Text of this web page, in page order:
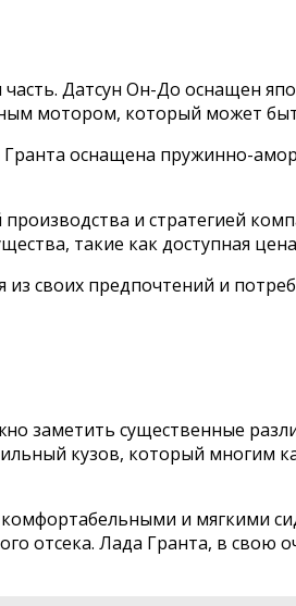
Датсун Он-До оснащен
мотором, который может
оснащена пружинно-
и стратегией
такие как доступная
своих предпочтений и
заметить существенные
кузов, который многим
и мягкими
отсека. Лада Гранта, в свою